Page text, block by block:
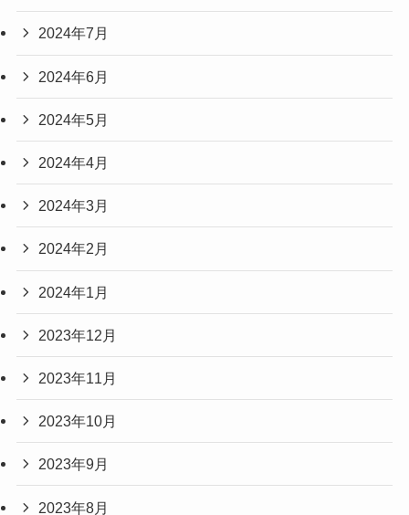
2024年7月
2024年6月
2024年5月
2024年4月
2024年3月
2024年2月
2024年1月
2023年12月
2023年11月
2023年10月
2023年9月
2023年8月